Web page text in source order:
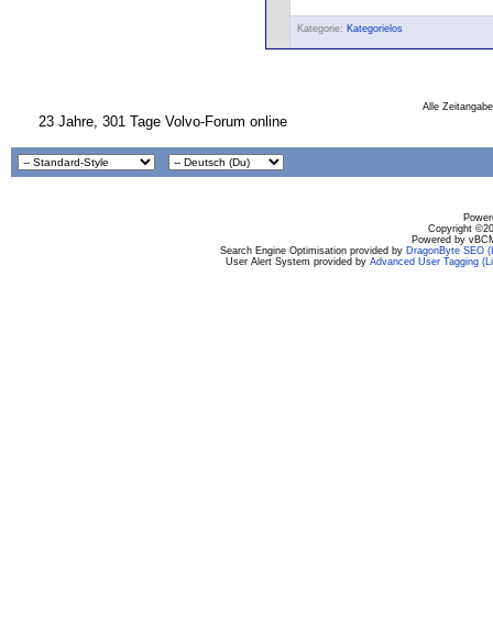
Kategorie: Kategorielos
Alle
23 Jahre, 301 Tage Volvo-Forum online
Copyright
Powered by
Search Engine Optimisation provided by DragonByte SEO
User Alert System provided by Advanced User Tagging